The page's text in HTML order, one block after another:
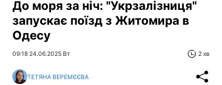
До моря за ніч: "Укрзалізниця"
запускає поїзд з Житомира в
Одесу
09:18 24.06.2025 Вт 2 хв
ТЕТЯНА ВЕРЕМЄЄВА